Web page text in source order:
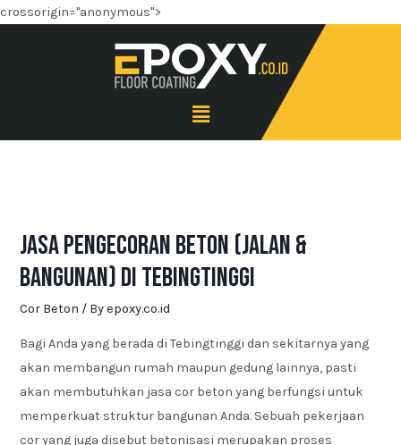
crossorigin="anonymous">
Jasa Pengecoran Beton (Jalan &
Bangunan) di Tebingtinggi
Cor Beton / Byepoxy.co.id
Bagi Anda yang berada di Tebingtinggi dan sekitarnya yang
akan membangun rumah maupun gedung lainnya, pasti
akan membutuhkan jasa cor beton yang berfungsi untuk
memperkuat struktur bangunan Anda. Sebuah pekerjaan
cor yang juga disebut betonisasi merupakan proses